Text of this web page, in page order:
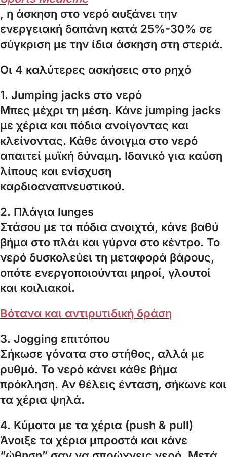
, η άσκηση στο νερό αυξάνει την
ενεργειακή δαπάνη κατά 25%-30% σε
σύγκριση με την ίδια άσκηση στη στεριά.
Οι 4 καλύτερες ασκήσεις στο ρηχό
1. Jumping jacks στο νερό
Μπες μέχρι τη μέση. Κάνε jumping jacks
με χέρια και πόδια ανοίγοντας και
κλείνοντας. Κάθε άνοιγμα στο νερό
απαιτεί μυϊκή δύναμη. Ιδανικό για καύση
λίπους και ενίσχυση
καρδιοαναπνευστικού.
2. Πλάγια lunges
Στάσου με τα πόδια ανοιχτά, κάνε βαθύ
βήμα στο πλάι και γύρνα στο κέντρο. Το
νερό δυσκολεύει τη μεταφορά βάρους,
οπότε ενεργοποιούνται μηροί, γλουτοί
και κοιλιακοί.
Βότανα και αντιρυτιδική δράση
3. Jogging επιτόπου
Σήκωσε γόνατα στο στήθος, αλλά με
ρυθμό. Το νερό κάνει κάθε βήμα
πρόκληση. Αν θέλεις ένταση, σήκωνε και
τα χέρια ψηλά.
4. Κύματα με τα χέρια (push & pull)
Άνοιξε τα χέρια μπροστά και κάνε